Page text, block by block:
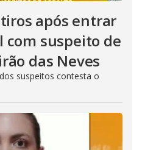
após entrar
suspeito de
das Neves
suspeitos contesta o